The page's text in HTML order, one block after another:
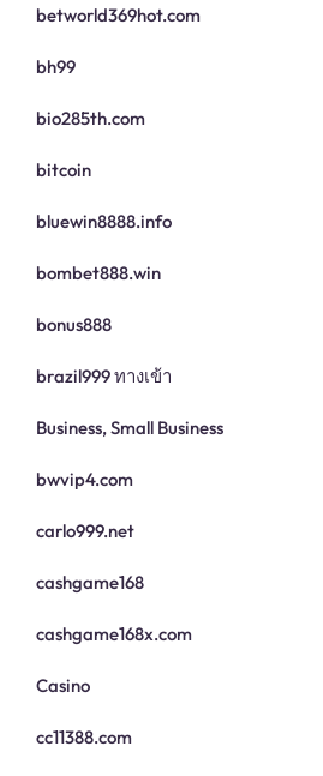
betworld369hot.com
bh99
bio285th.com
bitcoin
bluewin8888.info
bombet888.win
bonus888
brazil999 ทางเข้า
Business, Small Business
bwvip4.com
carlo999.net
cashgame168
cashgame168x.com
Casino
cc11388.com